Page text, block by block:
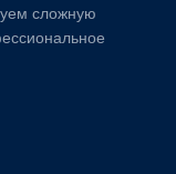
сложную